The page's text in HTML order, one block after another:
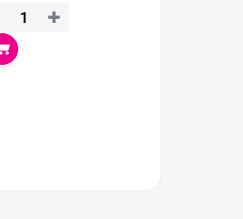
+
Do košíka